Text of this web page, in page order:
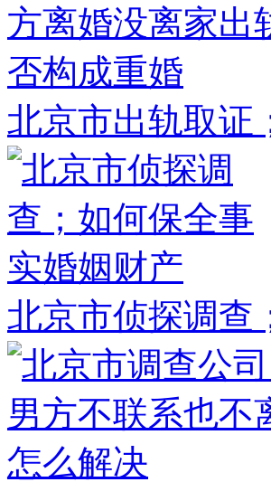
北京市出轨取证
北京市侦探调查